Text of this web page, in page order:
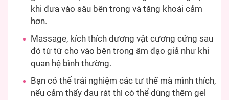
khi đưa vào sâu bên trong và tăng khoái cảm
hơn.
Massage, kích thích dương vật cương cứng sau
đó từ từ cho vào bên trong âm đạo giả như khi
quan hệ bình thường.
Bạn có thể trải nghiệm các tư thế mà mình thích,
nếu cảm thấy đau rát thì có thể dùng thêm gel